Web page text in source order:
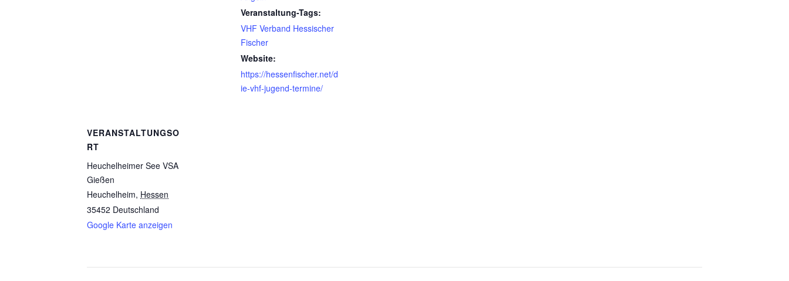
Veranstaltung-Tags:
VHF Verband Hessischer
Fischer
Website:
https://hessenfischer.net/d
ie-vhf-jugend-termine/
VERANSTALTUNGSO
RT
Heuchelheimer See VSA
Gießen
Heuchelheim, Hessen
35452 Deutschland
Google Karte anzeigen